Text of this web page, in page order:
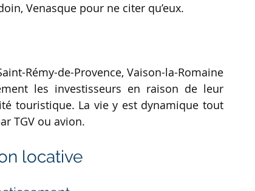
Venasque pour ne citer qu’eux.
Rémy-de-Provence, Vaison-la-Romaine
les investisseurs en raison de leur
touristique. La vie y est dynamique tout
TGV ou avion.
locative